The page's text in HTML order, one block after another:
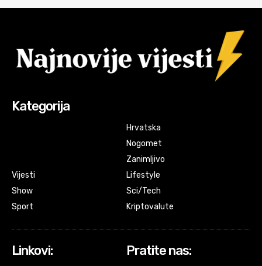
Kategorija
Vijesti
Show
Sport
Hrvatska
Nogomet
Zanimljivo
Lifestyle
Sci/Tech
Kriptovalute
Linkovi: Pratite nas: